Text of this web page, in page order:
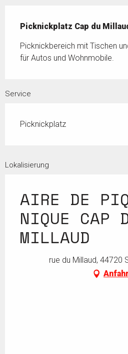
Picknickplatz Cap du
Picknickbereich mit Tischen
für Autos und Wohnmobile.
Service
Picknickplatz
Lokalisierung
AIRE DE
NIQUE CAP
MILLAUD
rue du Millaud, 44720